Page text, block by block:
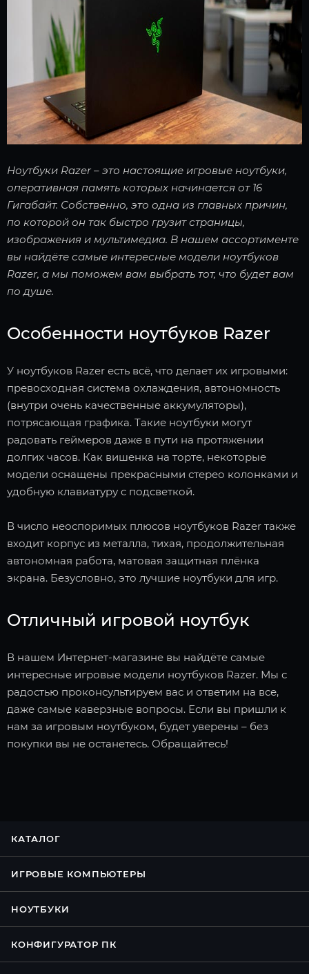
Ноутбуки Razer – это настоящие игровые ноутбуки,
оперативная память которых начинается от 16
Гигабайт. Собственно, это одна из главных причин,
по которой он так быстро грузит страницы,
изображения и мультимедиа. В нашем ассортименте
вы найдёте самые интересные модели ноутбуков
Razer, а мы поможем вам выбрать тот, что будет вам
по душе.
Особенности ноутбуков Razer
У ноутбуков Razer есть всё, что делает их игровыми:
превосходная система охлаждения, автономность
(внутри очень качественные аккумуляторы),
потрясающая графика. Такие ноутбуки могут
радовать геймеров даже в пути на протяжении
долгих часов. Как вишенка на торте, некоторые
модели оснащены прекрасными стерео колонками и
удобную клавиатуру с подсветкой.
В число неоспоримых плюсов ноутбуков Razer также
входит корпус из металла, тихая, продолжительная
автономная работа, матовая защитная плёнка
экрана. Безусловно, это лучшие ноутбуки для игр.
Отличный игровой ноутбук
В нашем Интернет-магазине вы найдёте самые
интересные игровые модели ноутбуков Razer. Мы с
радостью проконсультируем вас и ответим на все,
даже самые каверзные вопросы. Если вы пришли к
нам за игровым ноутбуком, будет уверены – без
покупки вы не останетесь. Обращайтесь!
КАТАЛОГ
ИГРОВЫЕ КОМПЬЮТЕРЫ
НОУТБУКИ
КОНФИГУРАТОР ПК